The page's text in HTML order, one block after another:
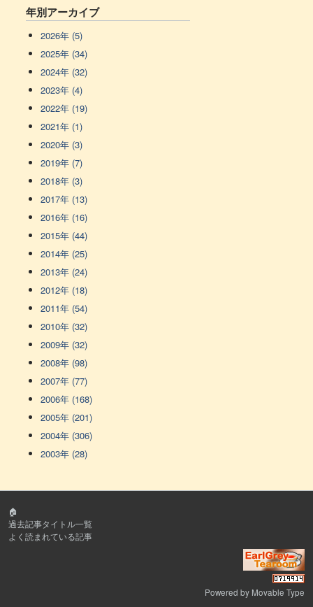
年別アーカイブ
2026年 (5)
2025年 (34)
2024年 (32)
2023年 (4)
2022年 (19)
2021年 (1)
2020年 (3)
2019年 (7)
2018年 (3)
2017年 (13)
2016年 (16)
2015年 (44)
2014年 (25)
2013年 (24)
2012年 (18)
2011年 (54)
2010年 (32)
2009年 (32)
2008年 (98)
2007年 (77)
2006年 (168)
2005年 (201)
2004年 (306)
2003年 (28)
🏠
過去記事タイトル一覧
よく読まれている記事
Powered by Movable Type